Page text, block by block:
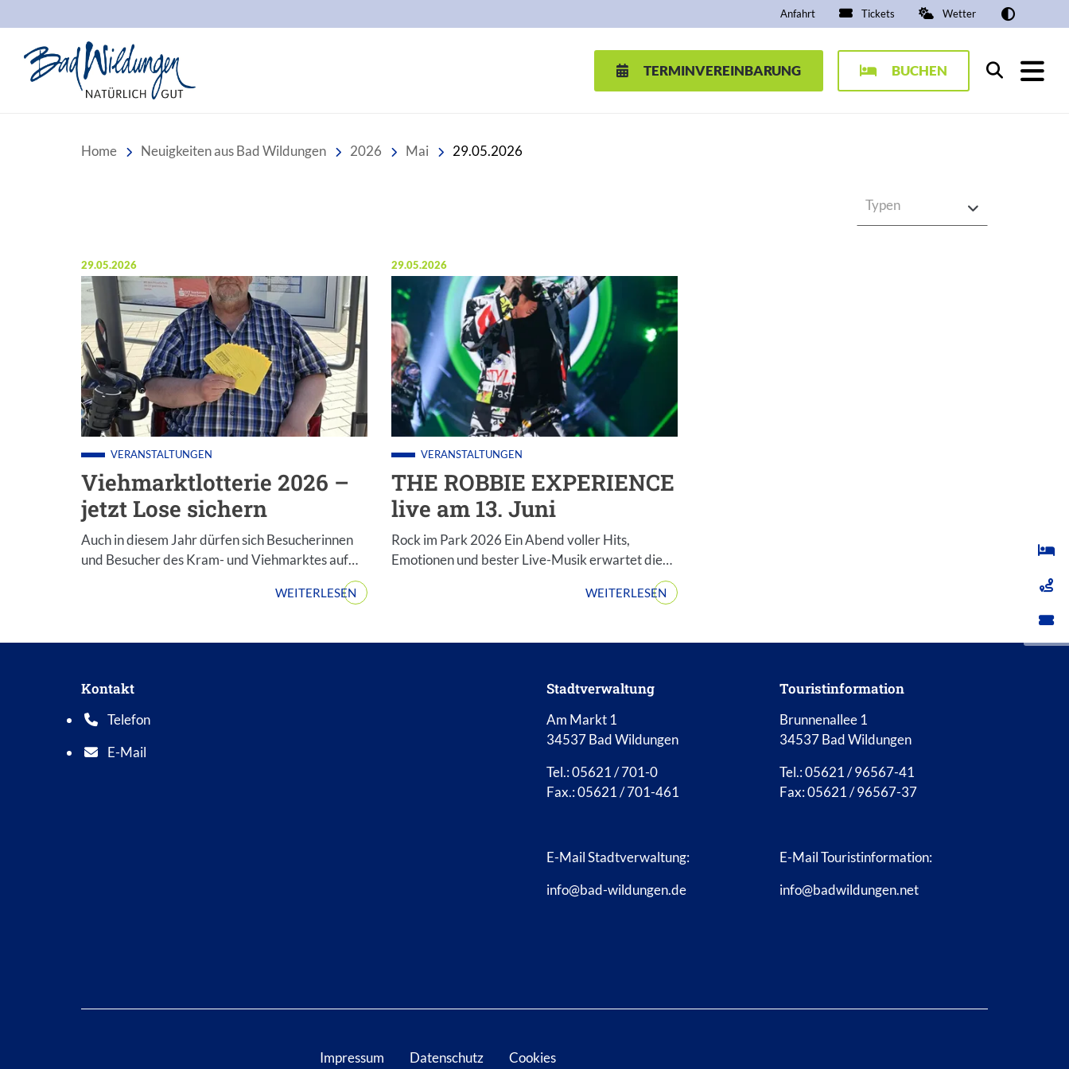
Anfahrt Tickets Wetter
TERMINVEREINBARUNG BUCHEN Suchen
Home Neuigkeiten aus Bad Wildungen 2026 Mai 29.05.2026
Typen
Veröffentlicht am:
29.05.2026
Viehmarktlotterie 2026 –
jetzt Lose sichern
VERANSTALTUNGEN
Auch in diesem Jahr dürfen sich Besucherinnen
und Besucher des Kram- und Viehmarktes auf…
WEITERLESEN
Veröffentlicht am:
29.05.2026
THE ROBBIE EXPERIENCE
live am 13. Juni
VERANSTALTUNGEN
Rock im Park 2026 Ein Abend voller Hits,
Emotionen und bester Live-Musik erwartet die…
WEITERLESEN
Kontakt
Telefon
Telefonnummer: 0 5 6 2 1 7 0 1 0
E-Mail
E-Mail Adresse: info@bad-wildungen.de
Stadtverwaltung
Am Markt 1
34537 Bad Wildungen
Tel.: 05621 / 701-0
Fax.: 05621 / 701-461
E-Mail Stadtverwaltung:
info@bad-wildungen.de
Touristinformation
Brunnenallee 1
34537 Bad Wildungen
Tel.: 05621 / 96567-41
Fax: 05621 / 96567-37
E-Mail Touristinformation:
info@badwildungen.net
Impressum Datenschutz Cookies